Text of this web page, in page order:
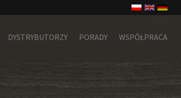
DYSTRYBUTORZY PORADY WSPÓŁPRACA